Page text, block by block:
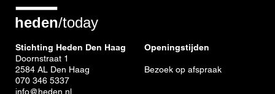
Stichting Heden Den Haag
Doornstraat 1
2584 AL Den Haag
070 346 5337
info@heden.nl
Openingstijden
Bezoek op afspraak